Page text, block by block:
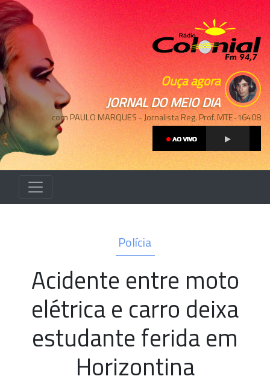
Ouça agora
JORNAL DO MEIO DIA
com PAULO MARQUES - Jornalista Reg. Prof. MTE-16408
Polícia
Acidente entre moto
elétrica e carro deixa
estudante ferida em
Horizontina